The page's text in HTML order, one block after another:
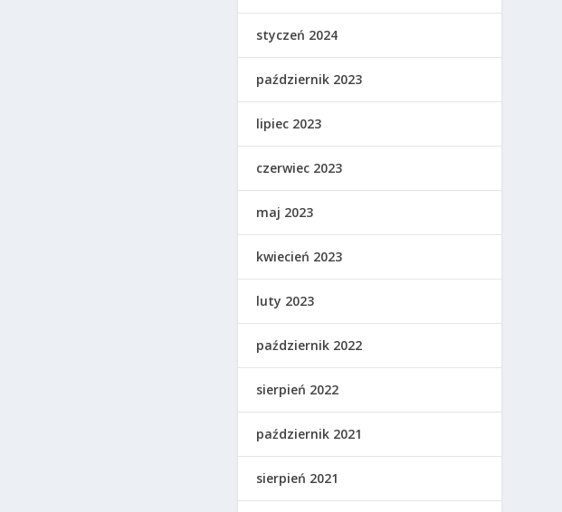
styczeń 2024
październik 2023
lipiec 2023
czerwiec 2023
maj 2023
kwiecień 2023
luty 2023
październik 2022
sierpień 2022
październik 2021
sierpień 2021